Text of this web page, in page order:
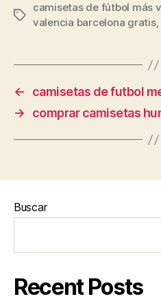
Etiquetas
camisetas de fútbol más
valencia barcelona gratis,
←
camisetas de futbol
→
comprar camisetas
Buscar
Recent Posts